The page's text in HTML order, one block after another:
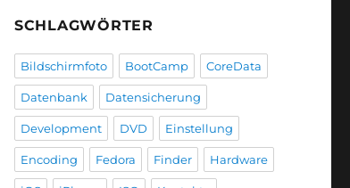
SCHLAGWÖRTER
Bildschirmfoto BootCamp CoreData
Datenbank Datensicherung
Development DVD Einstellung
Encoding Fedora Finder Hardware